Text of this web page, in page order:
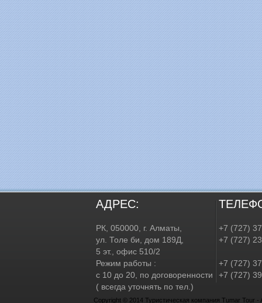
АДРЕС:
РК, 050000, г. Алматы,
ул. Толе би, дом 189Д,
5 эт., офис 510/2
Режим работы :
с 10 до 20, по договоренности
( всегда уточнять по тел.)
+7 (727)
+7 (727)
+7 (727)
+7 (727)
Copyright © 2014 Туристическая компания Tumar Tour -